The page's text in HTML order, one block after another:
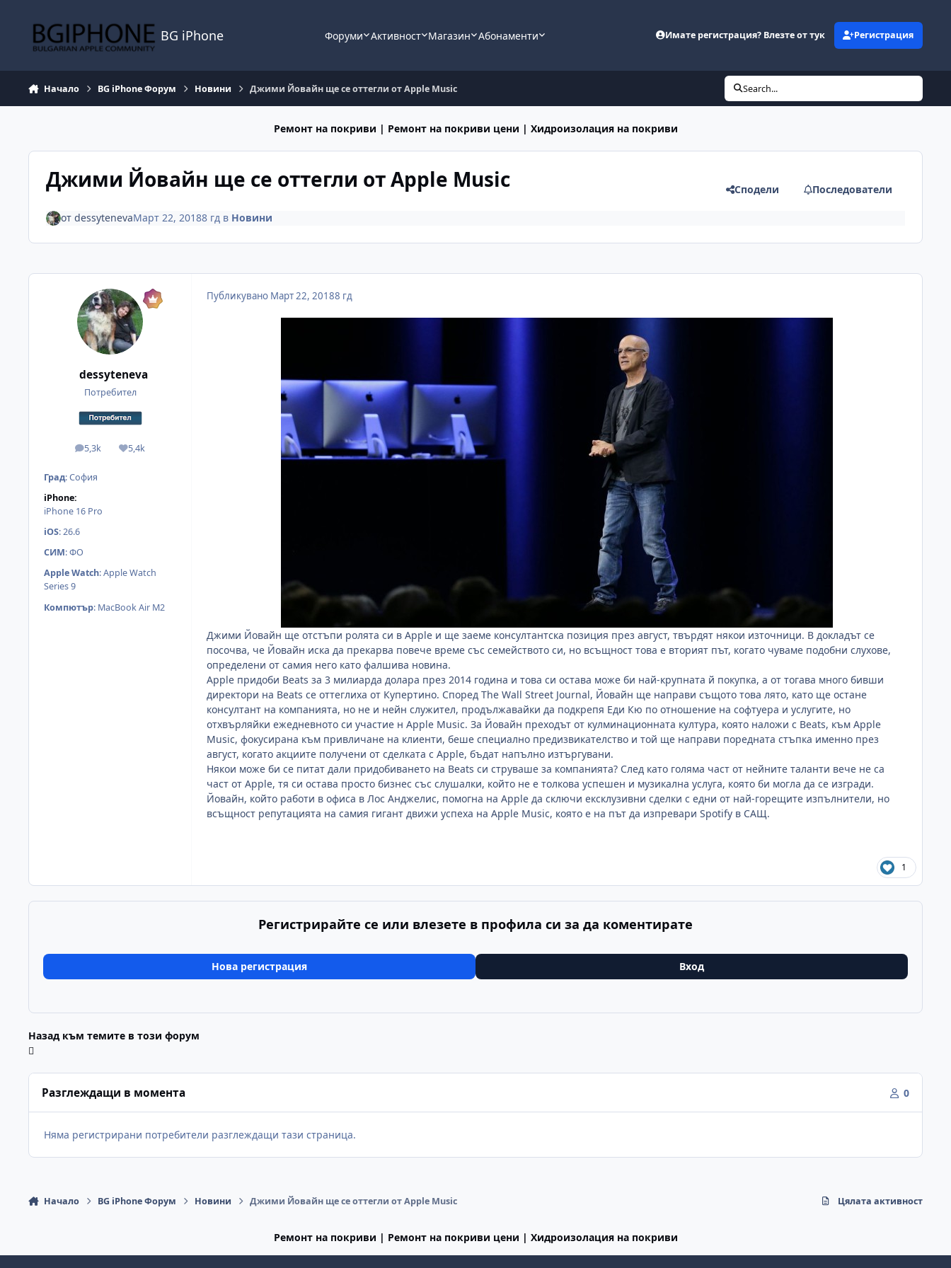
BG iPhone Форуми Активност Магазин Абонаменти Имате регистрация? Влезте от тук Регистрация
Начало BG iPhone Форум Новини Джими Йовайн ще се оттегли от Apple Music Search...
Ремонт на покриви | Ремонт на покриви цени | Хидроизолация на покриви
Джими Йовайн ще се оттегли от Apple Music Сподели Последователи
от dessytenevaМарт 22, 20188 гдв Новини
dessyteneva
Потребител
5,3k
мнения 5,4k
Reputation
Град:София
iPhone:
iPhone 16 Pro
iOS:26.6
СИМ:ФО
Apple Watch:Apple Watch
Series 9
Компютър: MacBook Air M2
Публикувано Март 22, 20188 гд
Джими Йовайн ще отстъпи ролята си в Apple и ще заеме консултантска позиция през август, твърдят някои източници. В докладът се
посочва, че Йовайн иска да прекарва повече време със семейството си, но всъщност това е вторият път, когато чуваме подобни слухове,
определени от самия него като фалшива новина.
Apple придоби Beats за 3 милиарда долара през 2014 година и това си остава може би най-крупната й покупка, а от тогава много бивши
директори на Beats се оттеглиха от Купертино. Според The Wall Street Journal, Йовайн ще направи същото това лято, като ще остане
консултант на компанията, но не и нейн служител, продължавайки да подкрепя Еди Кю по отношение на софтуера и услугите, но
отхвърляйки ежедневното си участие н Apple Music. За Йовайн преходът от кулминационната култура, която наложи с Beats, към Apple
Music, фокусирана към привличане на клиенти, беше специално предизвикателство и той ще направи поредната стъпка именно през
август, когато акциите получени от сделката с Apple, бъдат напълно изтъргувани.
Някои може би се питат дали придобиването на Beats си струваше за компанията? След като голяма част от нейните таланти вече не са
част от Apple, тя си остава просто бизнес със слушалки, който не е толкова успешен и музикална услуга, която би могла да се изгради.
Йовайн, който работи в офиса в Лос Анджелис, помогна на Apple да сключи ексклузивни сделки с едни от най-горещите изпълнители, но
всъщност репутацията на самия гигант движи успеха на Apple Music, която е на път да изпревари Spotify в САЩ.
1
Регистрирайте се или влезете в профила си за да коментирате
Нова регистрация Вход
Назад към темите в този форум
Разглеждащи в момента 0
Няма регистрирани потребители разглеждащи тази страница.
Начало BG iPhone Форум Новини Джими Йовайн ще се оттегли от Apple Music Цялата активност
Ремонт на покриви | Ремонт на покриви цени | Хидроизолация на покриви